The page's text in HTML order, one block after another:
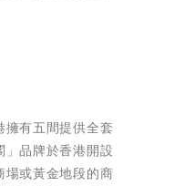
有五間提供全套
品牌於香港開設
場或黃金地段的商